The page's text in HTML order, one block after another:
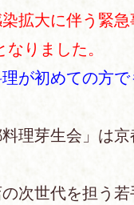
て
いて
拡大に伴う緊
りました。
めての方で
理芽生会」は
次世代を担う